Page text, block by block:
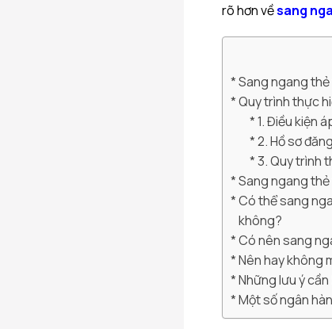
rõ hơn vềsang
Sang ngang
Quy trình thực
1. Điều kiện
2. Hồ sơ
3. Quy trình
Sang ngang
Có thể sang
không?
Có nên sang
Nên hay không
Những lưu ý
Một số ngân